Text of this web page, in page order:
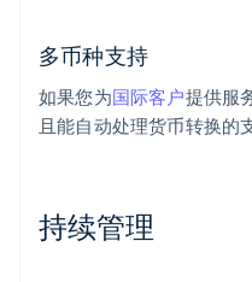
多币种支持
如果您为国际客户提供服
且能自动处理货币转换的
持续管理